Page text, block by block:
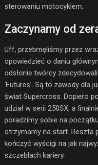
sterowaniu motocyklem.
Zaczynamy od
Uff, przebrnęliśmy przez
opowiedzieć o daniu
odsłonie twórcy
‘Futures’. Są to zawody dla
świat Supercross. Dopiero
udział w serii 250SX, a
poradzimy sobie na
otrzymamy na start. Reszta
kończyć wyścigi na jak
szczeblach kariery.